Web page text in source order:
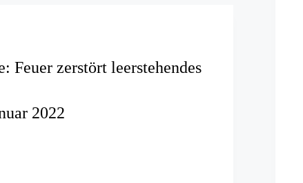
Feuer zerstört leerstehendes
2022